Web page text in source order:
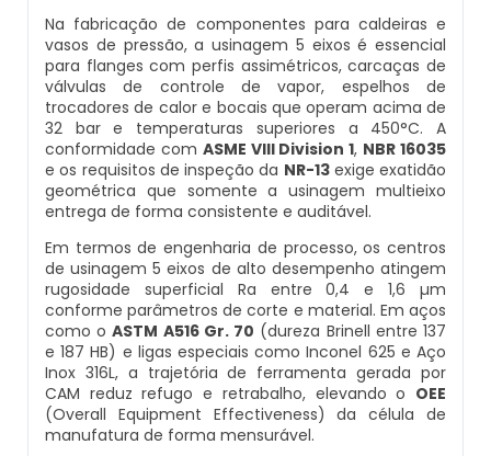
Caldeira Industrial A Gás
Caldeira Industrial A Lenha
Caldeira Industrial Preço
Caldeira Vertical
Caldeiraria De Fabricação E Montagem
Industrial
Caldeiraria E Montagem Industrial
Caldeiraria Industrial
Caldeiraria Pesada
Inspeção De Caldeiras Profissional
Habilitado
Inspeção De Integridade De Caldeiras
Inspeção De Integridade Em Caldeiras
Inspeção De Segurança Caldeira
Inspeção De Segurança De Caldeiras
Inspeção De Segurança Em Caldeiras
Inspeção De Segurança Em Caldeiras E
Vasos De Pressão
Manutenção De Caldeiras
Manutenção De Caldeiras A Gásoleo
Manutenção De Caldeiras A Lenha
Manutenção De Caldeiras A Vapor
Manutenção De Caldeiras E Aquecedores
Manutenção De Caldeiras Em Sp
Manutenção De Caldeiras Industriais
Manutenção Em Caldeiras De Alta Pressão
Caldeira De Vapor A Gás
Caldeira De Vapor A Venda
Caldeira De Vapor Eletrica
Caldeira Em Vapor
Caldeira Geradora De Vapor A Lenha
Caldeira Locomotiva A Vapor
Caldeira Usada A Venda
Caldeira Vapor A Lenha
Caldeira Mural A Gás
Caldeira Mural A Gás Preço
Caldeira Mural A Gás Roca
Comprar Caldeira A Gás
Cotação De Caldeira A Gás
Distribuidor De Caldeira A Gás
Empresa De Caldeira A Gás
Empresa De Manutenção De Caldeira A Gás
Na fabricação de componentes para caldeiras e
vasos de pressão, a usinagem 5 eixos é essencial
para flanges com perfis assimétricos, carcaças de
válvulas de controle de vapor, espelhos de
trocadores de calor e bocais que operam acima de
32 bar e temperaturas superiores a 450°C. A
conformidade com ASME VIII Division 1, NBR 16035
e os requisitos de inspeção da NR-13exige exatidão
geométrica que somente a usinagem multieixo
entrega de forma consistente e auditável.
Em termos de engenharia de processo, os centros
de usinagem 5 eixos de alto desempenho atingem
rugosidade superficial Ra entre 0,4 e 1,6 µm
conforme parâmetros de corte e material. Em aços
como oASTM A516 Gr. 70 (dureza Brinell entre 137
e 187 HB) e ligas especiais como Inconel 625 e Aço
Inox 316L, a trajetória de ferramenta gerada por
CAM reduz refugo e retrabalho, elevando o OEE
(Overall Equipment Effectiveness) da célula de
manufatura de forma mensurável.